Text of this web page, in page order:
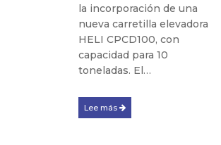
la incorporación de una
nueva carretilla elevadora
HELI CPCD100, con
capacidad para 10
toneladas. El…
Lee más